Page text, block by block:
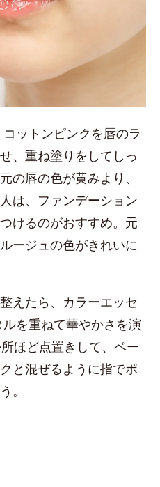
ットンピンクを唇のラ
、重ね塗りをしてしっ
の唇の色が黄みより、
は、ファンデーション
けるのがおすすめ。元
ージュの色がきれいに
えたら、カラーエッセ
を重ねて華やかさを演
ほど点置きして、ベー
と混ぜるように指でポ
。